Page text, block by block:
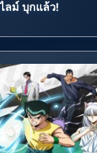
ลม์ บุกแล้ว!